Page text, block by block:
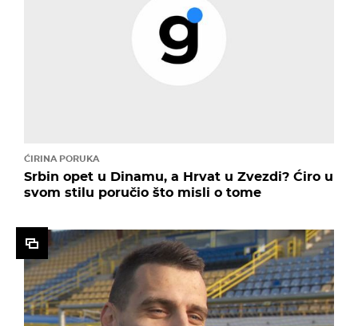
ĆIRINA PORUKA
Srbin opet u Dinamu, a Hrvat u Zvezdi? Ćiro u
svom stilu poručio što misli o tome